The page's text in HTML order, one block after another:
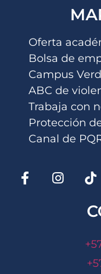
Oferta
Bolsa de
Campus
ABC de
Trabaja con
Protección
Canal de